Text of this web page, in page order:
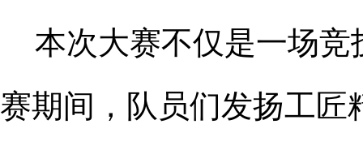
本次大赛不仅是一场
赛期间，队员们发扬工